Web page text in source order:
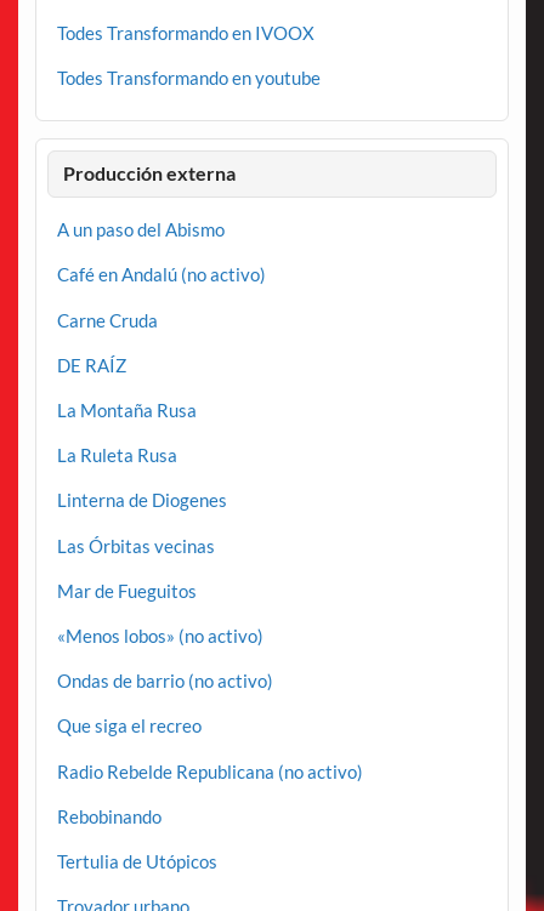
Todes Transformando en IVOOX
Todes Transformando en youtube
Producción externa
A un paso del Abismo
Café en Andalú (no activo)
Carne Cruda
DE RAÍZ
La Montaña Rusa
La Ruleta Rusa
Linterna de Diogenes
Las Órbitas vecinas
Mar de Fueguitos
«Menos lobos» (no activo)
Ondas de barrio (no activo)
Que siga el recreo
Radio Rebelde Republicana (no activo)
Rebobinando
Tertulia de Utópicos
Trovador urbano